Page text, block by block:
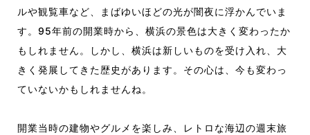
ルや観覧車など、まばゆいほどの光が闇夜に浮かんでいま
す。95年前の開業時から、横浜の景色は大きく変わったか
もしれません。しかし、横浜は新しいものを受け入れ、大
きく発展してきた歴史があります。その心は、今も変わっ
ていないかもしれませんね。
開業当時の建物やグルメを楽しみ、レトロな海辺の週末旅